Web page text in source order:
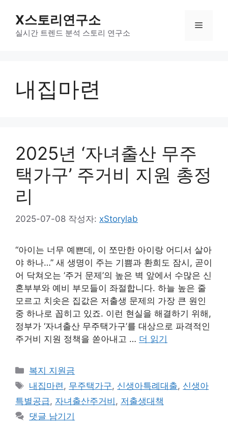
X스토리연구소
실시간 트렌드 분석 스토리 연구소
메
내집마련
2025년 ‘자녀출산 무주
택가구’ 주거비 지원 총정
리
2025-07-08 작성자: xStorylab
“아이는 너무 예쁜데, 이 쪼만한 아이랑 어디서 살아
야 하나…” 새 생명이 주는 기쁨과 환희도 잠시, 곧이
어 닥쳐오는 ‘주거 문제’의 높은 벽 앞에서 수많은 신
혼부부와 예비 부모들이 좌절합니다. 하늘 높은 줄
모르고 치솟은 집값은 저출생 문제의 가장 큰 원인
중 하나로 꼽히고 있죠. 이런 현실을 해결하기 위해,
정부가 ‘자녀출산 무주택가구’를 대상으로 파격적인
주거비 지원 정책을 쏟아내고 … 더 읽기
카
테
고
리
복지 지원금
태
그
내집마련 , 무주택가구, 신생아특례대출, 신생아
특별공급, 자녀출산주거비 , 저출생대책
댓글 남기기